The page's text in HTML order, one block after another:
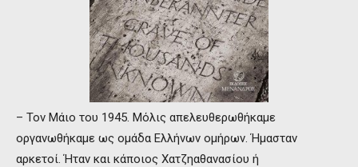
– Τον Μάιο του 1945. Μόλις απελευθερωθήκαμε
οργανωθήκαμε ως ομάδα Ελλήνων ομήρων. Ήμασταν
αρκετοί. Ήταν και κάποιος Χατζηαθανασίου ή